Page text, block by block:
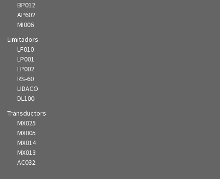
BP012
AP602
MI006
Limitadors
LF010
LP001
LP002
RS-60
LIDACO
DL100
Transductors
MX025
MX005
MX014
MX013
AC032